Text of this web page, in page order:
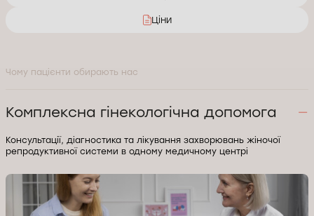
16
HyFoSy
Сальпінгоофорит
Цервіцит
Цитологія
Ціни
Чому пацієнти обирають нас
Комплексна гінекологічна допомога
Консультації, діагностика та лікування захворювань жіночої
репродуктивної системи в одному медичному центрі